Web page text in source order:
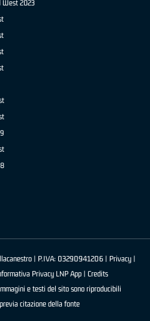
West 2023
| P.IVA: 03290941206 | Privacy|
Privacy LNP App | Credits
e testi del sito sono riproducibili
citazione della fonte